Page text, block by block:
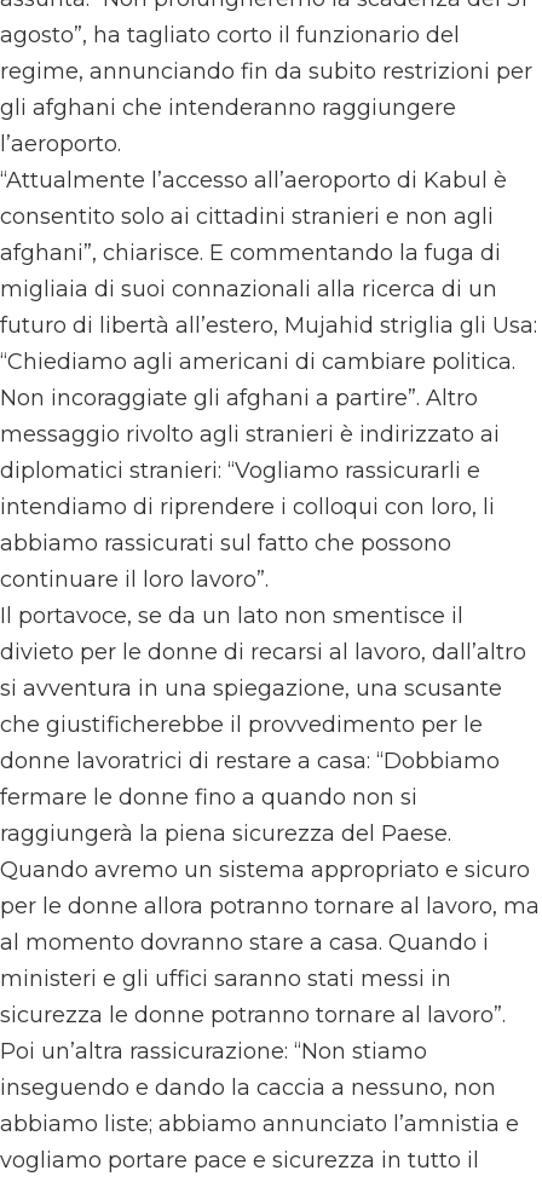
agosto”, ha tagliato corto il funzionario del
regime, annunciando fin da subito restrizioni per
gli afghani che intenderanno raggiungere
l’aeroporto.
“Attualmente l’accesso all’aeroporto di Kabul è
consentito solo ai cittadini stranieri e non agli
afghani”, chiarisce. E commentando la fuga di
migliaia di suoi connazionali alla ricerca di un
futuro di libertà all’estero, Mujahid striglia gli Usa:
“Chiediamo agli americani di cambiare politica.
Non incoraggiate gli afghani a partire”. Altro
messaggio rivolto agli stranieri è indirizzato ai
diplomatici stranieri: “Vogliamo rassicurarli e
intendiamo di riprendere i colloqui con loro, li
abbiamo rassicurati sul fatto che possono
continuare il loro lavoro”.
Il portavoce, se da un lato non smentisce il
divieto per le donne di recarsi al lavoro, dall’altro
si avventura in una spiegazione, una scusante
che giustificherebbe il provvedimento per le
donne lavoratrici di restare a casa: “Dobbiamo
fermare le donne fino a quando non si
raggiungerà la piena sicurezza del Paese.
Quando avremo un sistema appropriato e sicuro
per le donne allora potranno tornare al lavoro, ma
al momento dovranno stare a casa. Quando i
ministeri e gli uffici saranno stati messi in
sicurezza le donne potranno tornare al lavoro”.
Poi un’altra rassicurazione: “Non stiamo
inseguendo e dando la caccia a nessuno, non
abbiamo liste; abbiamo annunciato l’amnistia e
vogliamo portare pace e sicurezza in tutto il